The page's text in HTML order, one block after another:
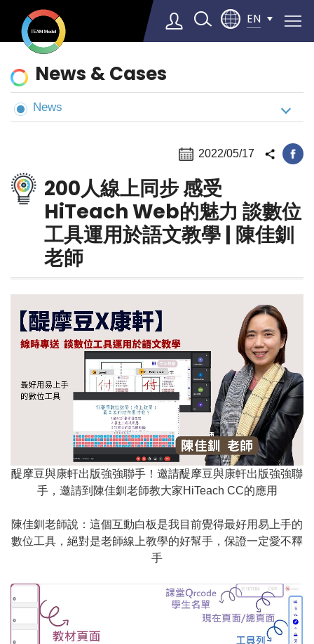
EN
▼
News
&
Cases
News & Cases
News
2022/05/17
200人線上同步 感受
HiTeach Web的魅力 談數位
工具運用於語文教學 | 陳佳釧
老師
醍摩豆與康軒出版強強聯手！邀請醍摩豆與康軒出版強強聯
手，邀請到陳佳釧老師教大家HiTeach CC的應用
陳佳釧老師說：這個互動白板是我目前覺得最好用易上手的
數位工具，絕對是老師線上教學的好幫手，保證一定愛不釋
手